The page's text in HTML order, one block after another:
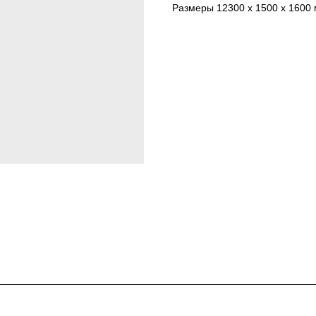
Размеры 12300 x 1500 x